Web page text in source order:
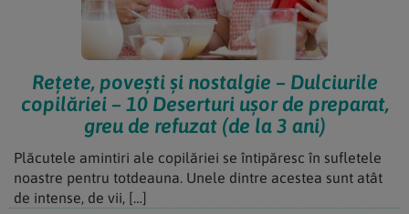
Rețete, povești și nostalgie – Dulciurile
copilăriei – 10 Deserturi ușor de preparat,
greu de refuzat (de la 3 ani)
Plăcutele amintiri ale copilăriei se întipăresc în sufletele
noastre pentru totdeauna. Unele dintre acestea sunt atât
de intense, de vii, […]